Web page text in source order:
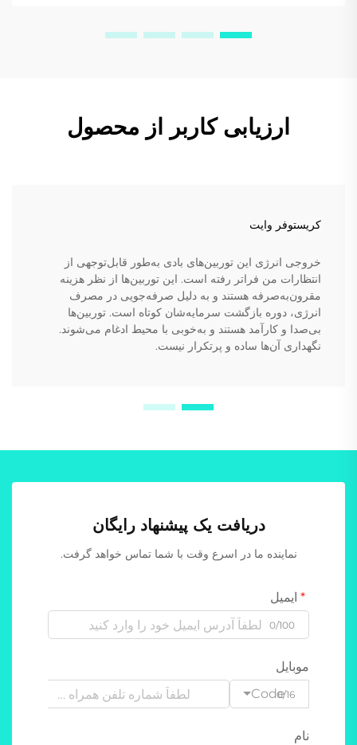
ارزیابی کاربر از محصول
کریستوفر وایت
خروجی انرژی این توربین‌های بادی به‌طور قابل‌توجهی از
انتظارات من فراتر رفته است. این توربین‌ها از نظر هزینه
مقرون‌به‌صرفه هستند و به دلیل صرفه‌جویی در مصرف
انرژی، دوره بازگشت سرمایه‌شان کوتاه است. توربین‌ها
بی‌صدا و کارآمد هستند و به‌خوبی با محیط ادغام می‌شوند.
نگهداری آن‌ها ساده و پرتکرار نیست.
دریافت یک پیشنهاد رایگان
نماینده ما در اسرع وقت با شما تماس خواهد گرفت.
ایمیل
0/100
موبایل
Code0/16
نام